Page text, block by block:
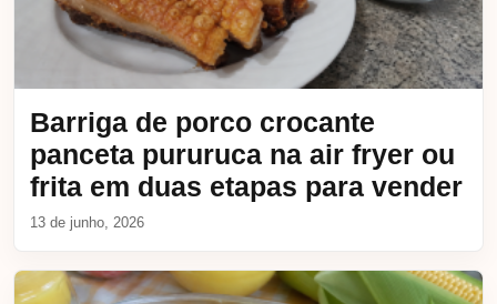
Barriga de porco crocante
panceta pururuca na air fryer ou
frita em duas etapas para vender
13 de junho, 2026